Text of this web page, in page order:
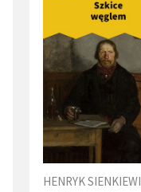
HENRYK